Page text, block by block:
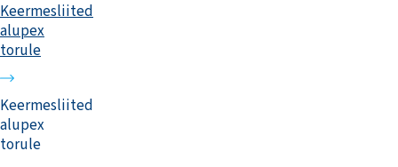
Keermesliited
alupex
torule
Keermesliited
alupex
torule